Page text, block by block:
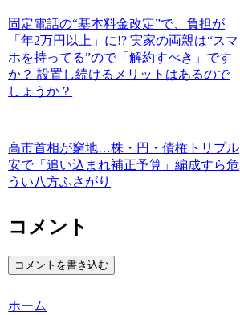
固定電話の“基本料金改定”で、負担が
「年2万円以上」に!? 実家の両親は“スマ
ホを持ってる”ので「解約すべき」です
か？ 設置し続けるメリットはあるので
しょうか？
高市首相が窮地…株・円・債権トリプル
安で「追い込まれ補正予算」編成すら危
うい八方ふさがり
コメント
コメントを書き込む
ホーム